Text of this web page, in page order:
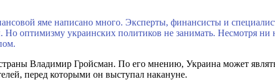
яме написано много. Эксперты, финансисты и
оптимизму украинских политиков не занимать. Несмотря
Владимир Гройсман. По его мнению, Украина может
перед которыми он выступал накануне.